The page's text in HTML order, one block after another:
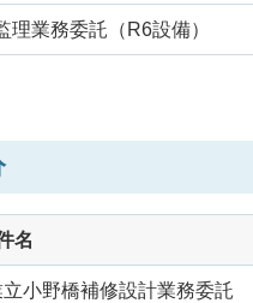
業務委託（R6設備）
名
小野橋補修設計業務委託